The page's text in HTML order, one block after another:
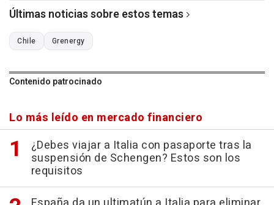
Últimas noticias sobre estos temas
Chile Grenergy
Contenido patrocinado
Lo más leído en mercado financiero
¿Debes viajar a Italia con pasaporte tras la
suspensión de Schengen? Estos son los
requisitos